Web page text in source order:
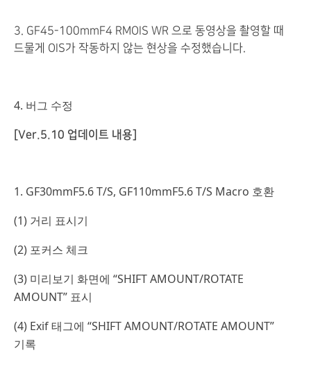
3. GF45-100mmF4 RMOIS WR 으로 동영상을 촬영할 때
드물게 OIS가 작동하지 않는 현상을 수정했습니다.
4. 버그 수정
[Ver.5.10 업데이트 내용]
1. GF30mmF5.6 T/S, GF110mmF5.6 T/S Macro 호환
(1) 거리 표시기
(2) 포커스 체크
(3) 미리보기 화면에 “SHIFT AMOUNT/ROTATE
AMOUNT” 표시
(4) Exif 태그에 “SHIFT AMOUNT/ROTATE AMOUNT”
기록